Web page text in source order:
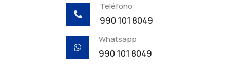

Teléfono
990 101 8049

Whatsapp
990 101 8049